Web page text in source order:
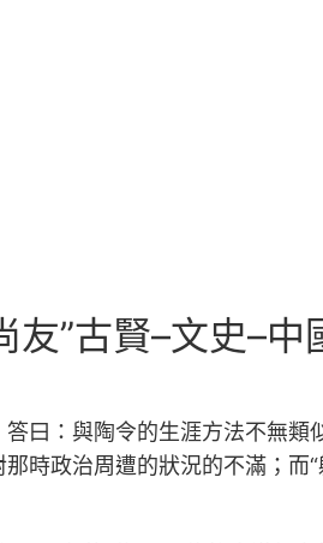
友”古賢–文史–中
答曰：與陶令的生涯方法不無類
時政治周遭的狀況的不滿；